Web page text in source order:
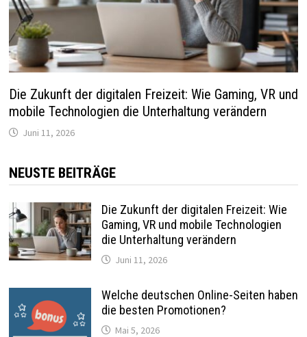
Die Zukunft der digitalen Freizeit: Wie Gaming, VR und
mobile Technologien die Unterhaltung verändern
Juni 11, 2026
NEUSTE BEITRÄGE
Die Zukunft der digitalen Freizeit: Wie
Gaming, VR und mobile Technologien
die Unterhaltung verändern
Juni 11, 2026
Welche deutschen Online-Seiten haben
die besten Promotionen?
Mai 5, 2026